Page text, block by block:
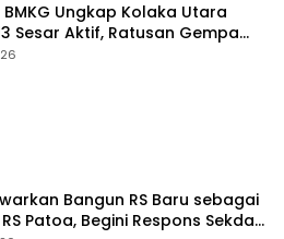
Ungkap Kolaka Utara
Sesar Aktif, Ratusan Gempa
Bangun RS Baru sebagai
Patoa, Begini Respons Sekda